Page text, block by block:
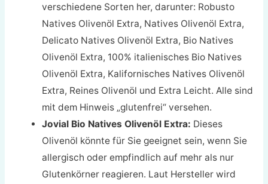
verschiedene Sorten her, darunter: Robusto
Natives Olivenöl Extra, Natives Olivenöl Extra,
Delicato Natives Olivenöl Extra, Bio Natives
Olivenöl Extra, 100% italienisches Bio Natives
Olivenöl Extra, Kalifornisches Natives Olivenöl
Extra, Reines Olivenöl und Extra Leicht. Alle sind
mit dem Hinweis „glutenfrei“ versehen.
Jovial Bio Natives Olivenöl Extra: Dieses
Olivenöl könnte für Sie geeignet sein, wenn Sie
allergisch oder empfindlich auf mehr als nur
Glutenkörner reagieren. Laut Hersteller wird